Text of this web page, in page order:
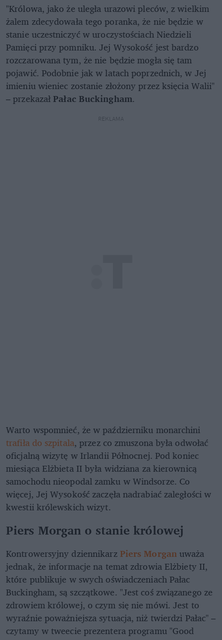
"Królowa, jako że uległa urazowi pleców, z wielkim
żalem zdecydowała tego poranka, że nie będzie w
stanie uczestniczyć w uroczystościach Niedzieli
Pamięci przy pomniku. Jej Wysokość jest bardzo
rozczarowana tym, że nie będzie mogła się tam
pojawić. Podobnie jak w latach poprzednich, w Jej
imieniu wieniec zostanie złożony przez księcia Walii"
– przekazałPałac Buckingham.
REKLAMA
Warto wspomnieć, że w październiku monarchini
trafiła do szpitala, przez co zmuszona była odwołać
oficjalną wizytę w Irlandii Północnej. Pod koniec
miesiąca Elżbieta II była widziana za kierownicą
samochodu nieopodal zamku w Windsorze. Co
więcej, Jej Wysokość zaczęła nadrabiać zaległości w
kwestii królewskich wizyt.
Piers Morgan o stanie królowej
Kontrowersyjny dziennikarzPiers Morganuważa
jednak, że informacje na temat zdrowia Elżbiety II,
które publikuje w swych oświadczeniach Pałac
Buckingham, są szczątkowe. "Jest coś związanego ze
zdrowiem królowej, o czym się nie mówi. Jest to
wyraźnie poważniejsza sytuacja, niż twierdzi Pałac" –
czytamy w tweecie prezentera programu "Good